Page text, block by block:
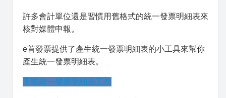
許多會計單位還是習慣用舊格式的統一發票明細表來
核對媒體申報。
e首發票提供了產生統一發票明細表的小工具來幫你
產生統一發票明細表。
下載統一發票明細表工具